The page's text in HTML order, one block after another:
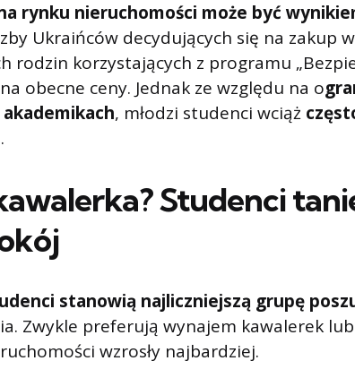
rynku nieruchomości może być
Ukraińców decydujących się na zakup
rodzin korzystających z programu
obecne ceny. Jednak ze względu na o
, młodzi studenci wciąż
.
Studenci
stanowią najliczniejszą grupę
Zwykle preferują wynajem kawalerek
wzrosły najbardziej.